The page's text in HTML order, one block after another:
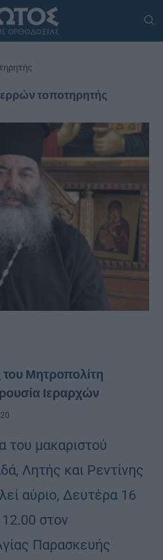
τοποτηρητής
του Μητροπολίτη
Ιεραρχών
του μακαριστού
Λητής και Ρεντίνης
αύριο, Δευτέρα 16
στον
Παρασκευής